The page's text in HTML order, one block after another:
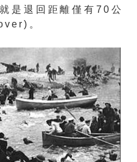
是退回距離僅有70公
。